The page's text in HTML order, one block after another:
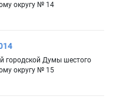
округу № 14
городской Думы шестого
округу № 15